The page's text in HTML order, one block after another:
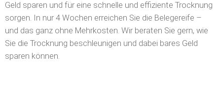
Geld sparen und für eine schnelle und effiziente Trocknung
sorgen. In nur 4 Wochen erreichen Sie die Belegereife –
und das ganz ohne Mehrkosten. Wir beraten Sie gern, wie
Sie die Trocknung beschleunigen und dabei bares Geld
sparen können.